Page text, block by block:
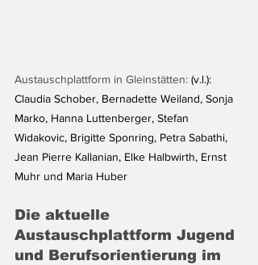
Austauschplattform in Gleinstätten: (v.l.):
Claudia Schober, Bernadette Weiland, Sonja
Marko, Hanna Luttenberger, Stefan
Widakovic, Brigitte Sponring, Petra Sabathi,
Jean Pierre Kallanian, Elke Halbwirth, Ernst
Muhr und Maria Huber
Die aktuelle
Austauschplattform Jugend
und Berufsorientierung im